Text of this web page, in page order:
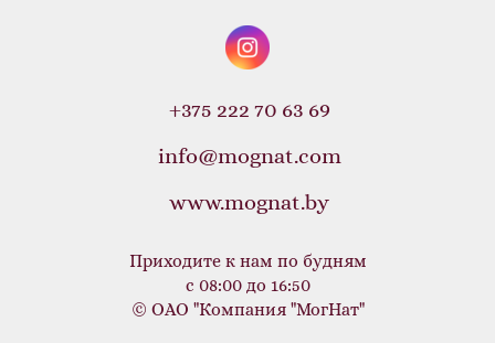
+375 222 70 63 69
info@mognat.com
www.mognat.by
Приходите к нам по будням
с 08:00 до 16:50
© ОАО "Компания "МогНат"